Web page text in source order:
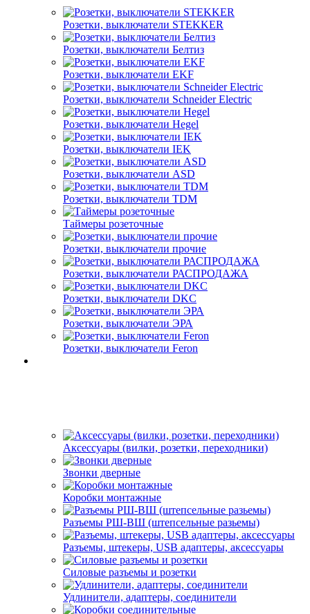
Розетки, выключатели STEKKER
Розетки, выключатели Белтиз
Розетки, выключатели EKF
Розетки, выключатели Schneider Electric
Розетки, выключатели Hegel
Розетки, выключатели IEK
Розетки, выключатели ASD
Розетки, выключатели TDM
Таймеры розеточные
Розетки, выключатели прочие
Розетки, выключатели РАСПРОДАЖА
Розетки, выключатели DKC
Розетки, выключатели ЭРА
Розетки, выключатели Feron
Аксессуары (вилки, розетки, переходники)
Звонки дверные
Коробки монтажные
Разъемы РШ-ВШ (штепсельные разьемы)
Разъемы, штекеры, USB адаптеры, аксессуары
Силовые разъемы и розетки
Удлинители, адаптеры, соединители